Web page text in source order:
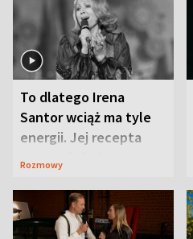
To dlatego Irena
Santor wciąż ma tyle
energii. Jej recepta
jest zaskakująco
Rozmowy